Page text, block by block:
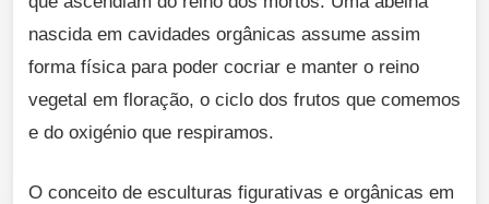
nascida em cavidades orgânicas assume assim
forma física para poder cocriar e manter o reino
vegetal em floração, o ciclo dos frutos que comemos
e do oxigénio que respiramos.
O conceito de esculturas figurativas e orgânicas em